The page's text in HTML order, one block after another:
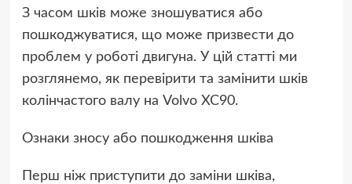
З часом шків може зношуватися або
пошкоджуватися, що може призвести до
проблем у роботі двигуна. У цій статті ми
розглянемо, як перевірити та замінити шків
колінчастого валу на Volvo XC90.
Ознаки зносу або пошкодження шківа
Перш ніж приступити до заміни шківа,